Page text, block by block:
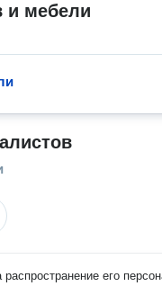
и мебели
его